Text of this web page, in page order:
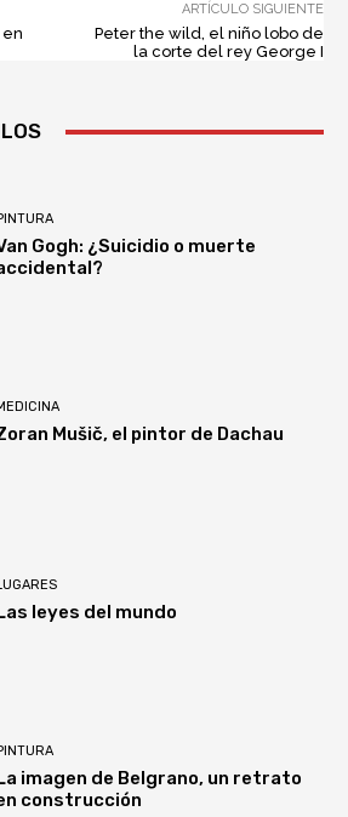
ARTÍCULO SIGUIENTE
Peter the wild, el niño lobo de
la corte del rey George I
Gogh: ¿Suicidio o muerte
Mušič, el pintor de Dachau
leyes del mundo
imagen de Belgrano, un retrato
construcción